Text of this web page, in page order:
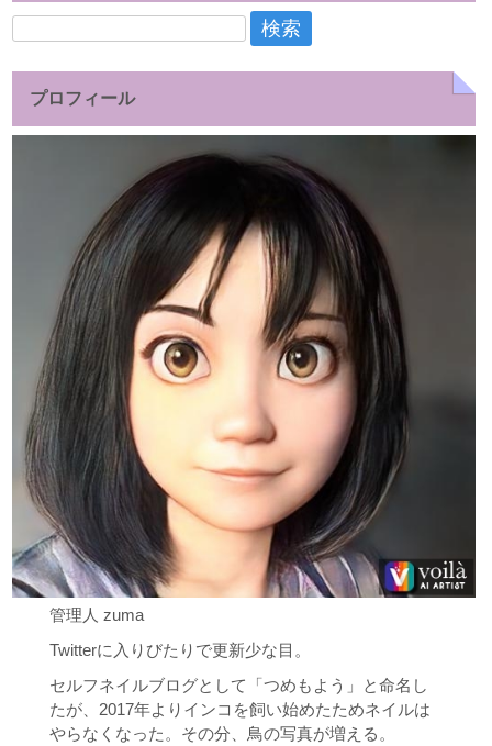
検
プロフィール
管理人 zuma
Twitterに入りびたりで更新少な目。
セルフネイルブログとして「つめもよう」と命名し
たが、2017年よりインコを飼い始めたためネイルは
やらなくなった。その分、鳥の写真が増える。